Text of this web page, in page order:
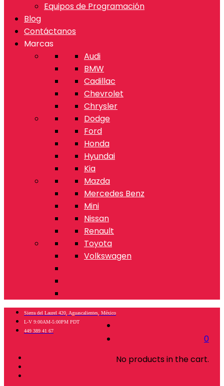
Equipos de Programación
Blog
Contáctanos
Marcas
Audi
BMW
Cadillac
Chevrolet
Chrysler
Dodge
Ford
Honda
Hyundai
Kia
Mazda
Mercedes Benz
Mini
Nissan
Renault
Toyota
Volkswagen
0
No products in the cart.
Sierra del Laurel 420, Aguascalientes, México
L-V 9:00AM-5:00PM PDT
449 389 41 67